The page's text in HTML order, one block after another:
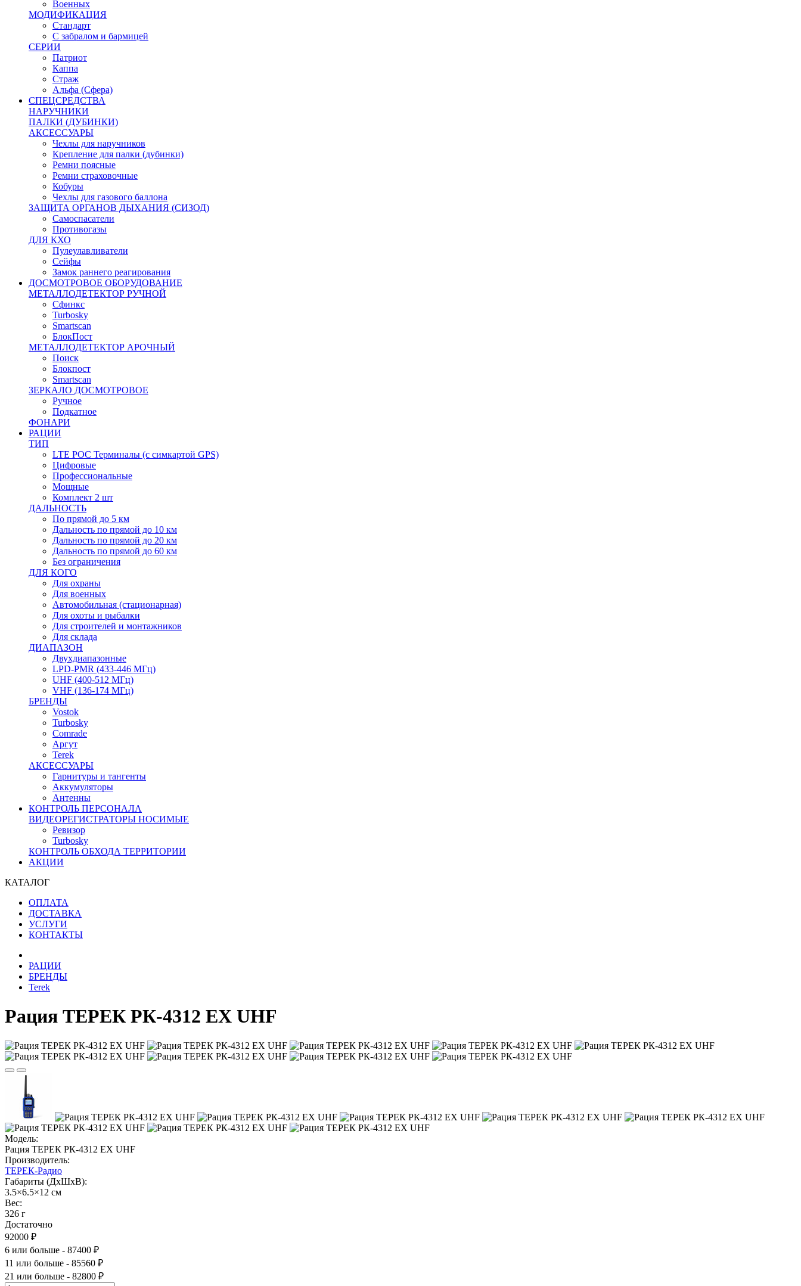
Военных
МОДИФИКАЦИЯ
Стандарт
С забралом и бармицей
СЕРИИ
Патриот
Каппа
Страж
Альфа (Сфера)
СПЕЦСРЕДСТВА
НАРУЧНИКИ
ПАЛКИ (ДУБИНКИ)
АКСЕССУАРЫ
Чехлы для наручников
Крепление для палки (дубинки)
Ремни поясные
Ремни страховочные
Кобуры
Чехлы для газового баллона
ЗАЩИТА ОРГАНОВ ДЫХАНИЯ (СИЗОД)
Самоспасатели
Противогазы
ДЛЯ КХО
Пулеулавливатели
Сейфы
Замок раннего реагирования
ДОСМОТРОВОЕ ОБОРУДОВАНИЕ
МЕТАЛЛОДЕТЕКТОР РУЧНОЙ
Сфинкс
Turbosky
Smartscan
БлокПост
МЕТАЛЛОДЕТЕКТОР АРОЧНЫЙ
Поиск
Блокпост
Smartscan
ЗЕРКАЛО ДОСМОТРОВОЕ
Ручное
Подкатное
ФОНАРИ
РАЦИИ
ТИП
LTE POC Терминалы (с симкартой GPS)
Цифровые
Профессиональные
Мощные
Комплект 2 шт
ДАЛЬНОСТЬ
По прямой до 5 км
Дальность по прямой до 10 км
Дальность по прямой до 20 км
Дальность по прямой до 60 км
Без ограничения
ДЛЯ КОГО
Для охраны
Для военных
Автомобильная (стационарная)
Для охоты и рыбалки
Для строителей и монтажников
Для склада
ДИАПАЗОН
Двухдиапазонные
LPD-PMR (433-446 МГц)
UHF (400-512 МГц)
VHF (136-174 МГц)
БРЕНДЫ
Vostok
Turbosky
Comrade
Аргут
Terek
АКСЕССУАРЫ
Гарнитуры и тангенты
Аккумуляторы
Антенны
КОНТРОЛЬ ПЕРСОНАЛА
ВИДЕОРЕГИСТРАТОРЫ НОСИМЫЕ
Ревизор
Turbosky
КОНТРОЛЬ ОБХОДА ТЕРРИТОРИИ
АКЦИИ
КАТАЛОГ
ОПЛАТА
ДОСТАВКА
УСЛУГИ
КОНТАКТЫ
РАЦИИ
БРЕНДЫ
Terek
Рация ТЕРЕК РК-4312 EX UHF
Модель:
Рация ТЕРЕК РК-4312 EX UHF
Производитель:
ТЕРЕК-Радио
Габариты (ДхШхВ):
3.5×6.5×12 см
Вес:
326 г
Достаточно
92000 ₽
6 или больше - 87400 ₽
11 или больше - 85560 ₽
21 или больше - 82800 ₽